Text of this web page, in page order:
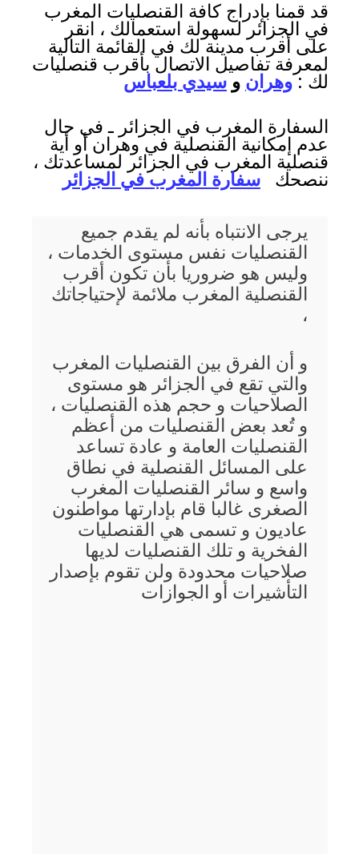
قد قمنا بإدراج كافة القنصليات المغرب
في الجزائر لسهولة استعمالك ، انقر
على أقرب مدينة لك في القائمة التالية
لمعرفة تفاصيل الاتصال بأقرب قنصليات
لك :وهران وسيدي بلعباس
السفارة المغرب في الجزائر ـ في حال
عدم إمكانية القنصلية في وهران أو أية
قنصلية المغرب في الجزائر لمساعدتك ،
ننصحكسفارة المغرب في الجزائر
يرجى الانتباه بأنه لم يقدم جميع
القنصليات نفس مستوى الخدمات ،
وليس هو ضروريا بأن تكون أقرب
القنصلية المغرب ملائمة لإحتياجاتك
،
و أن الفرق بين القنصليات المغرب
والتي تقع في الجزائر هو مستوى
الصلاحيات و حجم هذه القنصليات ،
و تُعد بعض القنصليات من أعظم
القنصليات العامة و عادة تساعد
على المسائل القنصلية في نطاق
واسع و سائر القنصليات المغرب
الصغرى غالبا قام بإدارتها مواطنون
عاديون و تسمى هي القنصليات
الفخرية و تلك القنصليات لديها
صلاحيات محدودة ولن تقوم بإصدار
التأشيرات أو الجوازات